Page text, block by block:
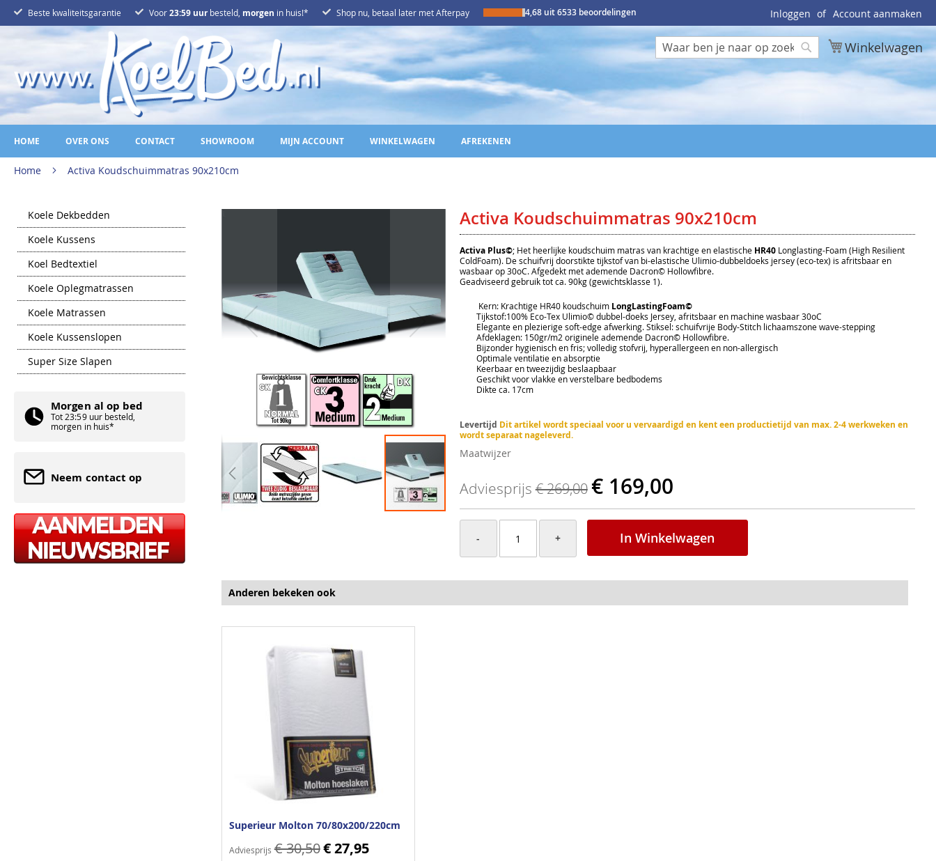
Ga
Inloggen Account aanmaken
Beste kwaliteitsgarantie Voor23:59 uurbesteld, morgen in huis!* Shop nu, betaal later met Afterpay 4,68 uit 6533 beoordelingen
Winkelwagen
Zoek
HOME OVER ONS CONTACT SHOWROOM MIJN ACCOUNT WINKELWAGEN AFREKENEN
Home Activa Koudschuimmatras 90x210cm
gallerij
afbeeldingen-
gallerij
Activa Koudschuimmatras 90x210cm
Activa Plus©; Het heerlijke koudschuim matras van krachtige en elastische HR40Longlasting-Foam (High Resilient
ColdFoam). De schuifvrij doorstikte tijkstof van bi-elastische Ulimio-dubbeldoeks jersey (eco-tex) is afritsbaar en
wasbaar op 30oC. Afgedekt met ademende Dacron© Hollowfibre.
Geadviseerd gebruik tot ca. 90kg (gewichtsklasse 1).
Kern: Krachtige HR40 koudschuim LongLastingFoam©
Tijkstof:100% Eco-Tex Ulimio© dubbel-doeks Jersey, afritsbaar en machine wasbaar 30oC
Elegante en plezierige soft-edge afwerking. Stiksel: schuifvrije Body-Stitch lichaamszone wave-stepping
Afdeklagen: 150gr/m2 originele ademende Dacron© Hollowfibre.
Bijzonder hygienisch en fris; volledig stofvrij, hyperallergeen en non-allergisch
Optimale ventilatie en absorptie
Keerbaar en tweezijdig beslaapbaar
Geschikt voor vlakke en verstelbare bedbodems
Dikte ca. 17cm
Levertijd Dit artikel wordt speciaal voor u vervaardigd en kent een productietijd van max. 2-4 werkweken en
wordt separaat nageleverd.
Maatwijzer
Adviesprijs € 269,00 € 169,00
- + In Winkelwagen
Anderen bekeken ook
Superieur Molton 70/80x200/220cm
Adviesprijs € 30,50€ 27,95
Koele Dekbedden
Koele Kussens
Koel Bedtextiel
Koele Oplegmatrassen
Koele Matrassen
Koele Kussenslopen
Super Size Slapen
Morgen al op bed
Tot 23:59 uur besteld,
morgen in huis*
Neem contact op